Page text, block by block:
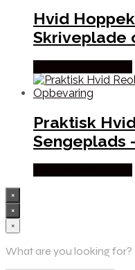
Hvid
Skriveplade
Praktisk
Sengeplads
×
×
×
What are you looking for?